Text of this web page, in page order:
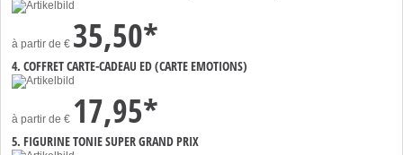
à partir de € 35,50*
4. COFFRET CARTE-CADEAU ED (CARTE EMOTIONS)
à partir de € 17,95*
5. FIGURINE TONIE SUPER GRAND PRIX